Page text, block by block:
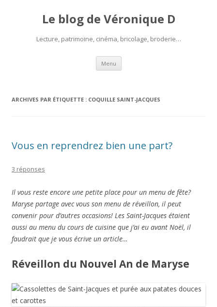
Le blog de Véronique D
Lecture, patrimoine, cinéma, bricolage, broderie…
Menu Aller
contenu
ARCHIVES PAR ÉTIQUETTE : COQUILLE SAINT-JACQUES
Vous en reprendrez bien une part?
3 réponses
Il vous reste encore une petite place pour un menu de fête?
Maryse partage avec vous son menu de réveillon, il peut
convenir pour d’autres occasions! Les Saint-Jacques étaient
aussi au menu du cours de cuisine que j’ai eu avant Noël, il
faudrait que je vous écrive un article…
Réveillon du Nouvel An de Maryse